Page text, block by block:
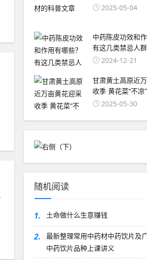
2025-05-04
中药陈皮功效和
有这几类禁忌人群
2024-12-21
甘肃黄土高原近
收季 黄花菜“不凉
2025-05-30
随机阅读
1. 土命做什么生意赚钱
2.
最新整理常用中药材中药饮片及
中药饮片品种上课讲义